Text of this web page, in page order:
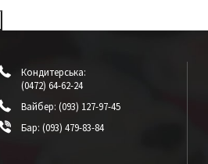
Кондитерська:
(0472) 64-62-24
Вайбер: (093) 127-97-45
Бар: (093) 479-83-84